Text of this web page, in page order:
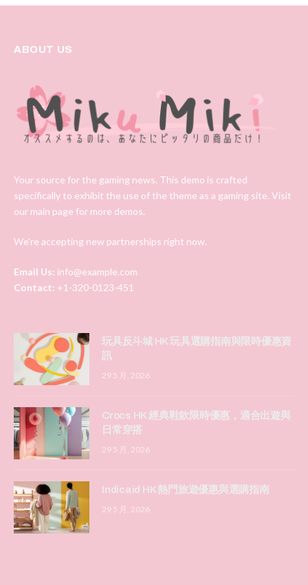
ABOUT US
Your source for the gaming news. This demo is crafted
specifically to exhibit the use of the theme as a gaming site. Visit
our main page for more demos.
We're accepting new partnerships right now.
Email Us: info@example.com
Contact: +1-320-0123-451
玩具反斗城 HK 玩具選購指南與限時優惠資
訊
29 5 月, 2026
Crocs HK 經典鞋款限時優惠，適合出遊與
日常穿搭
29 5 月, 2026
Indicaid HK 熱門旅遊優惠與選購指南
29 5 月, 2026